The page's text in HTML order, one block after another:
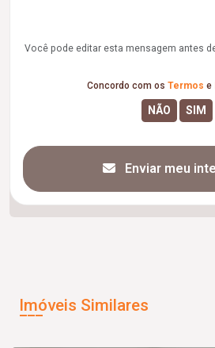
Você pode editar esta mensagem antes
Concordo com os Termos e
Enviar meu
Imóveis Similares